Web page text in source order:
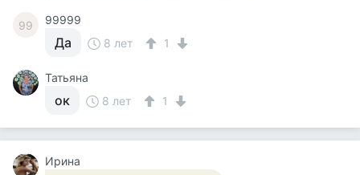
99 99999
Да 8 лет 1
Татьяна
ок 8 лет 1
Ирина